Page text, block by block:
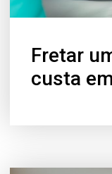
Fretar
custa